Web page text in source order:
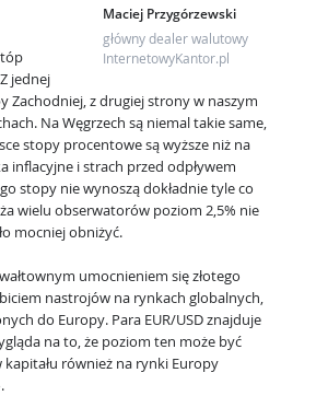
Maciej Przygórzewski
główny dealer walutowy
InternetowyKantor.pl
jednej
Zachodniej, z drugiej strony w naszym
Na Węgrzech są niemal takie same,
stopy procentowe są wyższe niż na
inflacyjne i strach przed odpływem
stopy nie wynoszą dokładnie tyle co
wielu obserwatorów poziom 2,5% nie
mocniej obniżyć.
umocnieniem się złotego
nastrojów na rynkach globalnych,
do Europy. Para EUR/USD znajduje
na to, że poziom ten może być
również na rynki Europy